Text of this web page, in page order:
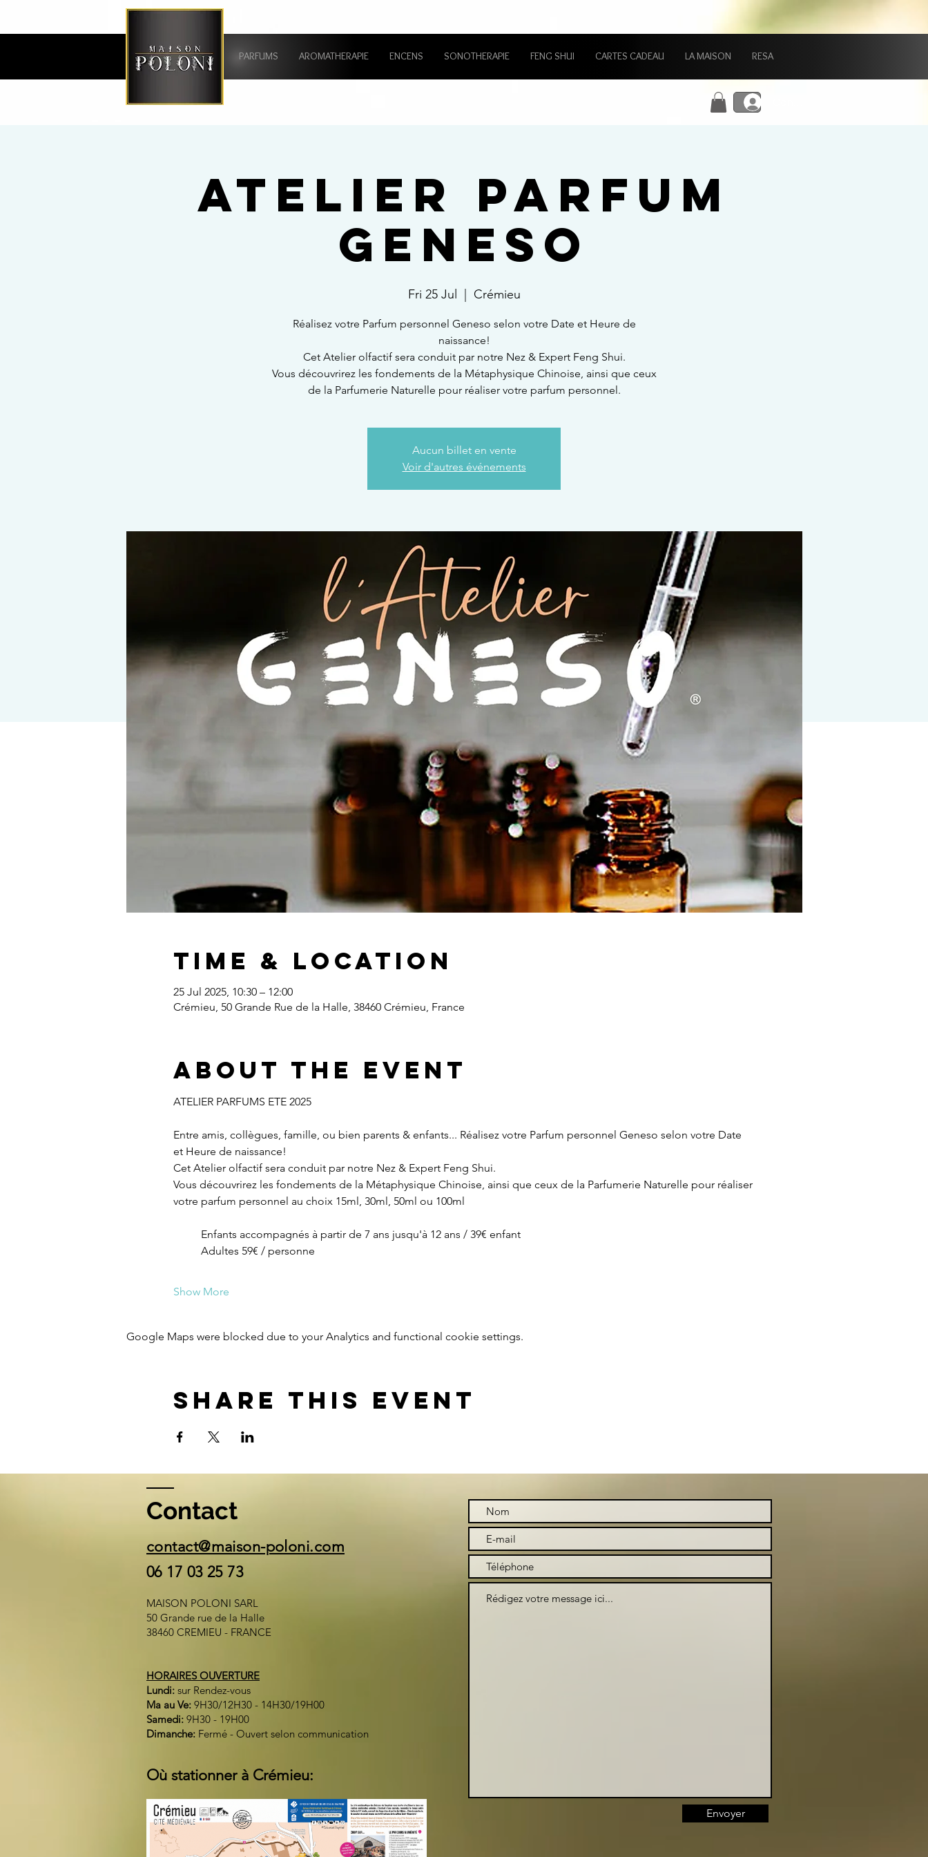
PARFUMS AROMATHERAPIE ENCENS SONOTHERAPIE FENG SHUI CARTES CADEAU LA MAISON RESA
ATELIER PARFUM
GENESO
Fri 25 Jul Crémieu
Réalisez votre Parfum personnel Geneso selon votre Date et Heure de
naissance!
Cet Atelier olfactif sera conduit par notre Nez & Expert Feng Shui.
Vous découvrirez les fondements de la Métaphysique Chinoise, ainsi que ceux
de la Parfumerie Naturelle pour réaliser votre parfum personnel.
Aucun billet en vente
Voir d'autres événements
Time & Location
25 Jul 2025, 10:30 – 12:00
Crémieu, 50 Grande Rue de la Halle, 38460 Crémieu, France
About the event
ATELIER PARFUMS ETE 2025
Entre amis, collègues, famille, ou bien parents & enfants... Réalisez votre Parfum personnel Geneso selon votre Date
et Heure de naissance!
Cet Atelier olfactif sera conduit par notre Nez & Expert Feng Shui.
Vous découvrirez les fondements de la Métaphysique Chinoise, ainsi que ceux de la Parfumerie Naturelle pour réaliser
votre parfum personnel au choix 15ml, 30ml, 50ml ou 100ml
Enfants accompagnés à partir de 7 ans jusqu'à 12 ans / 39€ enfant
Adultes 59€ / personne
Show More
Google Maps were blocked due to your Analytics and functional cookie settings.
Share this event
Contact
contact@maison-poloni.com
06 17 03 25 73
MAISON POLONI SARL
50 Grande rue de la Halle
38460 CREMIEU - FRANCE
HORAIRES OUVERTURE
Lundi: sur Rendez-vous
Ma au Ve: 9H30/12H30 - 14H30/19H00
Samedi: 9H30 - 19H00
Dimanche: Fermé - Ouvert selon communication
Envoyer
Où stationner à Crémieu: